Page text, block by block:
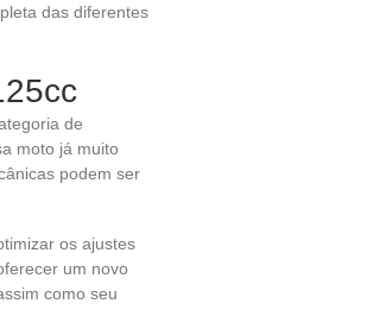
das diferentes
de
moto já muito
podem ser
os ajustes
um novo
como seu